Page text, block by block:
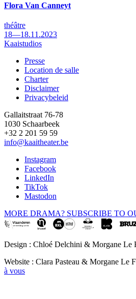
Flora Van Canneyt
théâtre
18—18.11.2023
Kaaistudios
Footer
Presse
Location de salle
Charter
Disclaimer
Privacybeleid
Gallaitstraat 76-78
1030 Schaarbeek
+32 2 201 59 59
info@kaaitheater.be
Instagram
Facebook
LinkedIn
TikTok
Mastodon
MORE DRAMA? SUBSCRIBE TO
Design : Chloé Delchini & Morgane Le
Website : Clara Pasteau & Morgane Le
à vous